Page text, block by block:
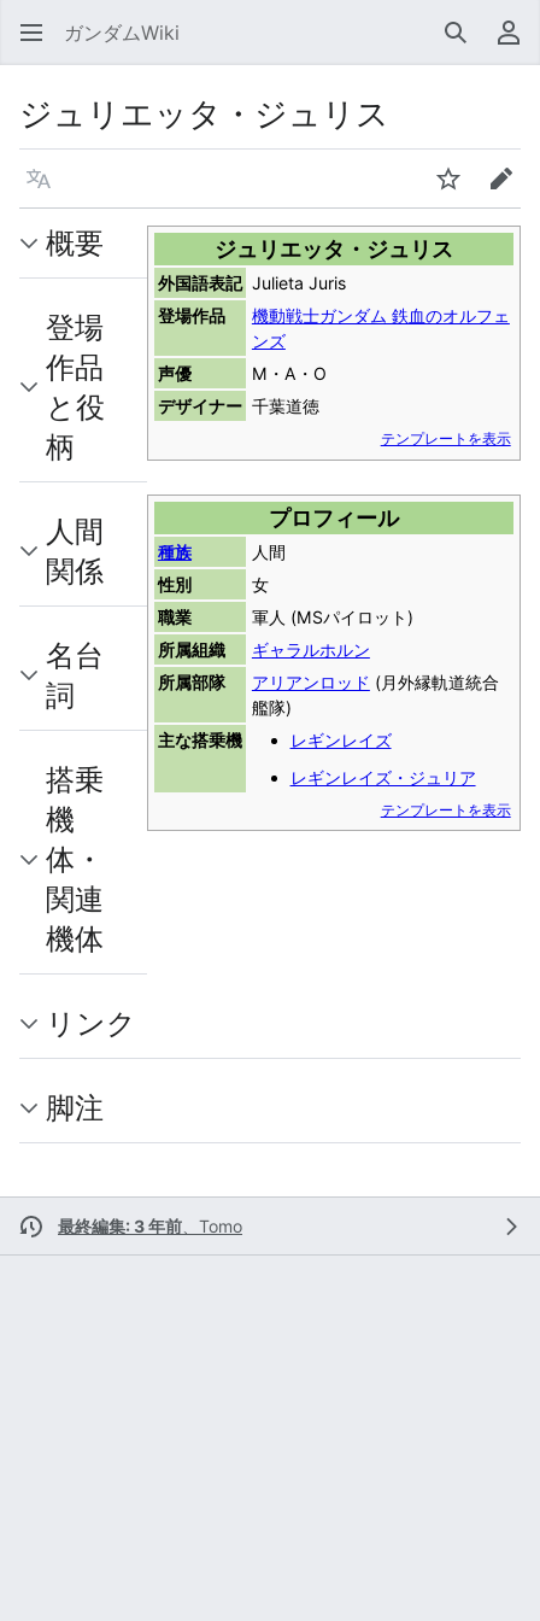
ガンダムWiki 検索 利
ジュリエッタ・ジュリス
言語 ウォッチ編集
ジュリエッタ・ジュリス
外国語表記 Julieta Juris
登場作品
機動戦士ガンダム 鉄血のオルフェ
ンズ
声優
M・A・O
デザイナー 千葉道徳
テンプレートを表示
プロフィール
種族
人間
性別
女
職業
軍人 (MSパイロット)
所属組織
ギャラルホルン
所属部隊
アリアンロッド (月外縁軌道統合
艦隊)
主な搭乗機
レギンレイズ
レギンレイズ・ジュリア
テンプレートを表示
概要
登場
作品
と役
柄
人間
関係
名台
詞
搭乗
機
体・
関連
機体
リンク
脚注
最終編集: 3 年前 Tomo